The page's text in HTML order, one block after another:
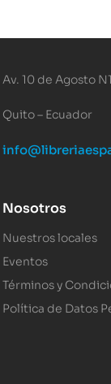
Av. 10 de Agosto
Quito – Ecuador
Nosotros
Nuestros locales
Eventos
Términos y
Política de Datos